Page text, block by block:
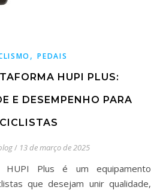
,PEDAIS
HUPI PLUS:
E DESEMPENHO PARA
CICLISTAS
/ 13 de março de 2025
que desejam unir qualidade,